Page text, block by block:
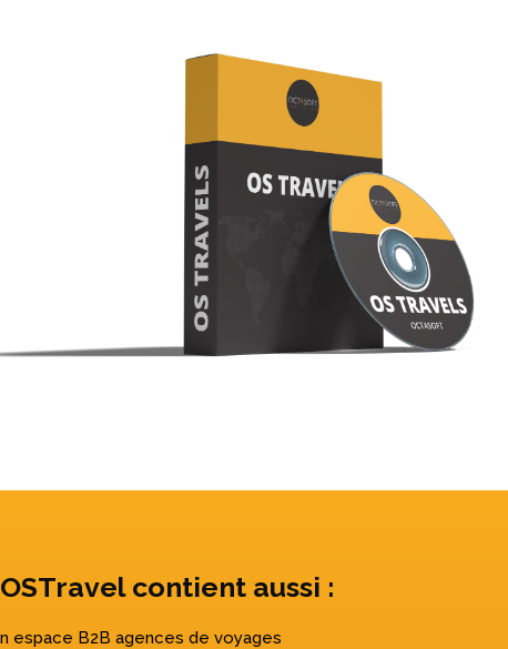
OSTravel contient aussi :
espace B2B agences de voyages